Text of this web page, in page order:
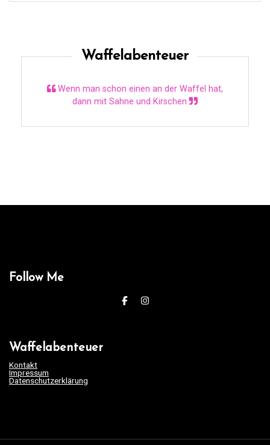
Waffelabenteuer
Wenn man schon einen an der Waffel hat,
dann mit Sahne und Kirschen
Follow Me
Waffelabenteuer
Kontakt
Impressum
Datenschutzerklärung